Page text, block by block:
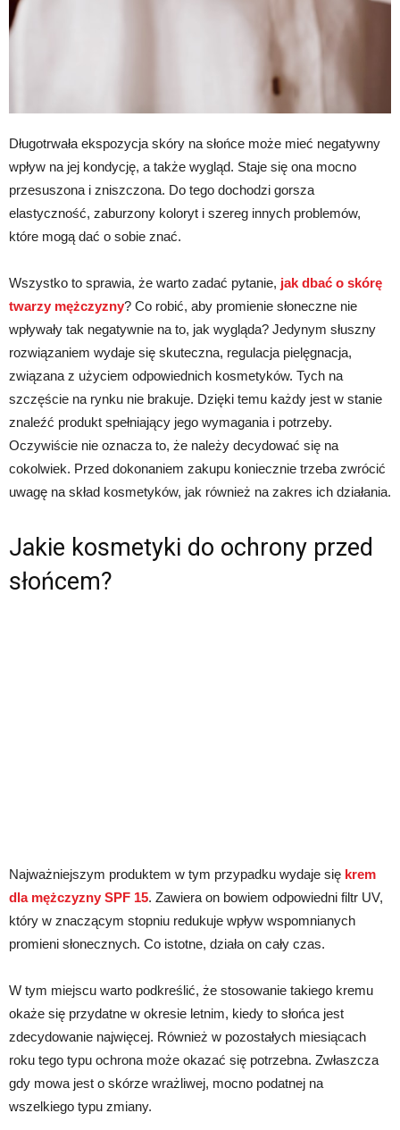
Długotrwała ekspozycja skóry na słońce może mieć negatywny
wpływ na jej kondycję, a także wygląd. Staje się ona mocno
przesuszona i zniszczona. Do tego dochodzi gorsza
elastyczność, zaburzony koloryt i szereg innych problemów,
które mogą dać o sobie znać.
Wszystko to sprawia, że warto zadać pytanie, jak dbać o skórę
twarzy mężczyzny? Co robić, aby promienie słoneczne nie
wpływały tak negatywnie na to, jak wygląda? Jedynym słuszny
rozwiązaniem wydaje się skuteczna, regulacja pielęgnacja,
związana z użyciem odpowiednich kosmetyków. Tych na
szczęście na rynku nie brakuje. Dzięki temu każdy jest w stanie
znaleźć produkt spełniający jego wymagania i potrzeby.
Oczywiście nie oznacza to, że należy decydować się na
cokolwiek. Przed dokonaniem zakupu koniecznie trzeba zwrócić
uwagę na skład kosmetyków, jak również na zakres ich działania.
Jakie kosmetyki do ochrony przed
słońcem?
Najważniejszym produktem w tym przypadku wydaje się krem
dla mężczyzny SPF 15. Zawiera on bowiem odpowiedni filtr UV,
który w znaczącym stopniu redukuje wpływ wspomnianych
promieni słonecznych. Co istotne, działa on cały czas.
W tym miejscu warto podkreślić, że stosowanie takiego kremu
okaże się przydatne w okresie letnim, kiedy to słońca jest
zdecydowanie najwięcej. Również w pozostałych miesiącach
roku tego typu ochrona może okazać się potrzebna. Zwłaszcza
gdy mowa jest o skórze wrażliwej, mocno podatnej na
wszelkiego typu zmiany.